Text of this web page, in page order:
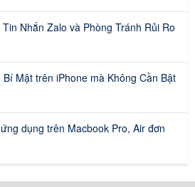
Nhắn Zalo và Phòng Tránh Rủi Ro
Bí Mật trên iPhone mà Không Cần Bật
dụng trên Macbook Pro, Air đơn